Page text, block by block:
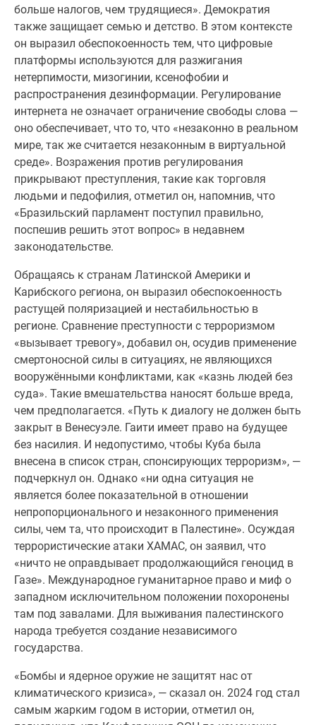
больше налогов, чем трудящиеся». Демократия
также защищает семью и детство. В этом контексте
он выразил обеспокоенность тем, что цифровые
платформы используются для разжигания
нетерпимости, мизогинии, ксенофобии и
распространения дезинформации. Регулирование
интернета не означает ограничение свободы слова —
оно обеспечивает, что то, что «незаконно в реальном
мире, так же считается незаконным в виртуальной
среде». Возражения против регулирования
прикрывают преступления, такие как торговля
людьми и педофилия, отметил он, напомнив, что
«Бразильский парламент поступил правильно,
поспешив решить этот вопрос» в недавнем
законодательстве.
Обращаясь к странам Латинской Америки и
Карибского региона, он выразил обеспокоенность
растущей поляризацией и нестабильностью в
регионе. Сравнение преступности с терроризмом
«вызывает тревогу», добавил он, осудив применение
смертоносной силы в ситуациях, не являющихся
вооружёнными конфликтами, как «казнь людей без
суда». Такие вмешательства наносят больше вреда,
чем предполагается. «Путь к диалогу не должен быть
закрыт в Венесуэле. Гаити имеет право на будущее
без насилия. И недопустимо, чтобы Куба была
внесена в список стран, спонсирующих терроризм», —
подчеркнул он. Однако «ни одна ситуация не
является более показательной в отношении
непропорционального и незаконного применения
силы, чем та, что происходит в Палестине». Осуждая
террористические атаки ХАМАС, он заявил, что
«ничто не оправдывает продолжающийся геноцид в
Газе». Международное гуманитарное право и миф о
западном исключительном положении похоронены
там под завалами. Для выживания палестинского
народа требуется создание независимого
государства.
«Бомбы и ядерное оружие не защитят нас от
климатического кризиса», — сказал он. 2024 год стал
самым жарким годом в истории, отметил он,